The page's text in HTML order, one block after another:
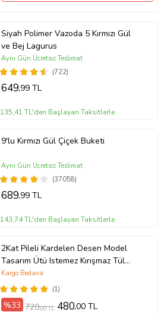
Siyah Polimer Vazoda 5 Kırmızı Gül
ve Bej Lagurus
(722)
Aynı Gün Ücretsiz Teslimat
649,99 TL
135,41 TL'den Başlayan Taksitlerle
9'lu Kırmızı Gül Çiçek Buketi
(37058)
Aynı Gün Ücretsiz Teslimat
689,99 TL
143,74 TL'den Başlayan Taksitlerle
2Kat Pileli Kardelen Desen Model
Tasarım Ütü Istemez Kırışmaz Tül
Perde
(1)
Kargo Bedava
%33 720,00 TL 480,00 TL